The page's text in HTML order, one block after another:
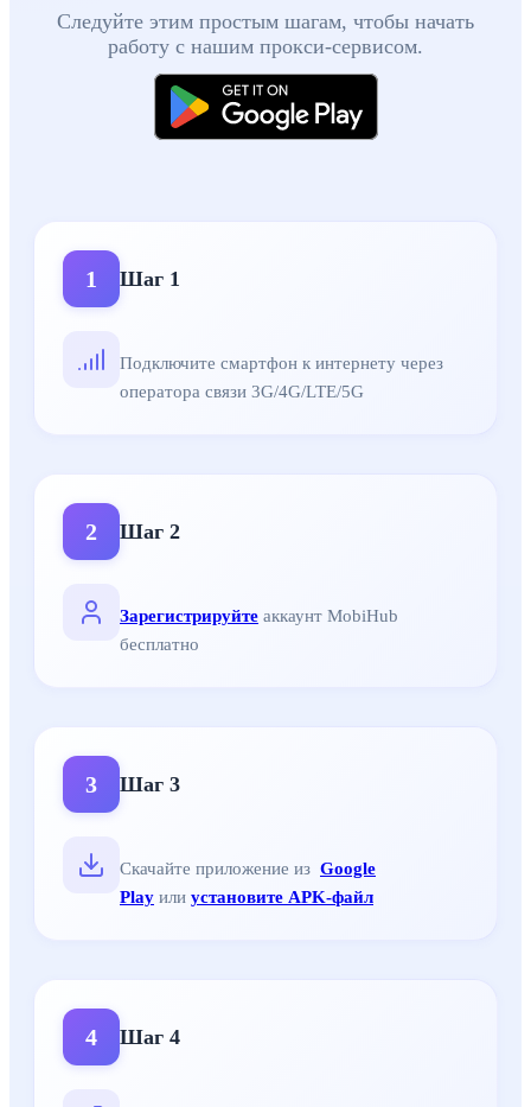
Следуйте этим простым шагам, чтобы начать
работу с нашим прокси-сервисом.
Шаг 2:See step details
:See step details
Шаг 5
:Запустите приложение и войдите в аккаунт
1 Шаг 1
Подключите смартфон к интернету через
оператора связи 3G/4G/LTE/5G
2 Шаг 2
Зарегистрируйте аккаунт MobiHub
бесплатно
3 Шаг 3
Скачайте приложение из Google
Play или установите APK-файл
4 Шаг 4